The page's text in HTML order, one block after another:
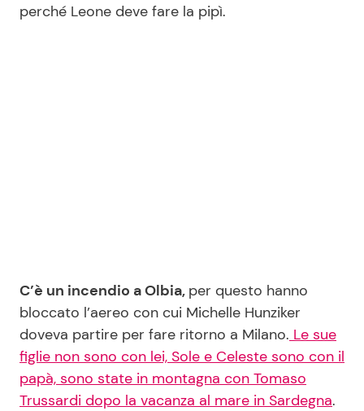
News benessere Primi Piatti
Info
Chi siamo
Disclaimer e Privacy
perché Leone deve fare la pipì.
C’è un incendio a Olbia, per questo hanno
bloccato l’aereo con cui Michelle Hunziker
doveva partire per fare ritorno a Milano. Le sue
figlie non sono con lei, Sole e Celeste sono con il
papà, sono state in montagna con Tomaso
Trussardi dopo la vacanza al mare in Sardegna.